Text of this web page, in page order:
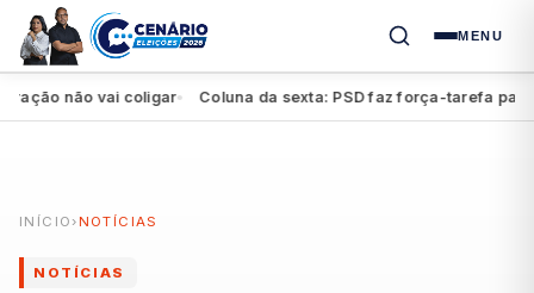
MENU
não vai coligar● Coluna da sexta: PSD faz força-tarefa para
INÍCIO › NOTÍCIAS
NOTÍCIAS